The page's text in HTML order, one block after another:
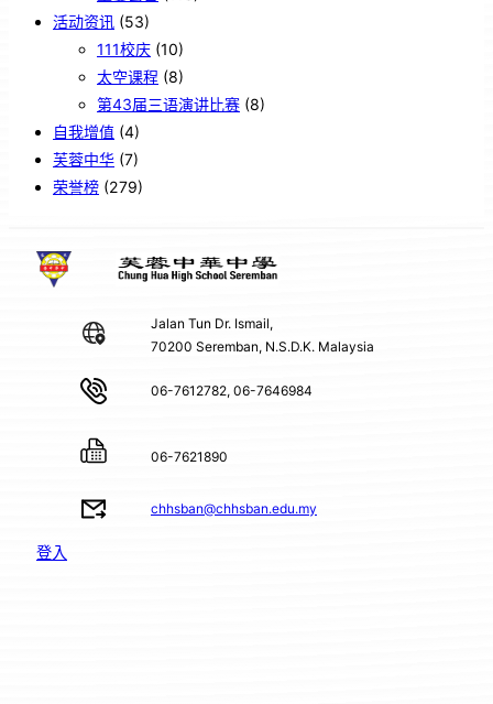
活动资讯 (53)
111校庆 (10)
太空课程 (8)
第43届三语演讲比赛 (8)
自我增值 (4)
芙蓉中华 (7)
荣誉榜 (279)
Jalan Tun Dr. Ismail,
70200 Seremban, N.S.D.K. Malaysia
06-7612782, 06-7646984
06-7621890
chhsban@chhsban.edu.my
登入